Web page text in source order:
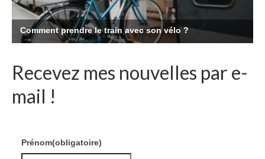
Recevez mes nouvelles par e-
mail !
Prénom(obligatoire)